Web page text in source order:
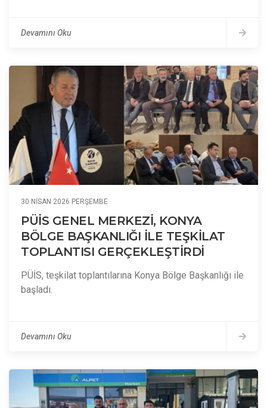
Devamını Oku
30 NISAN 2026 PERŞEMBE
PÜİS GENEL MERKEZİ, KONYA
BÖLGE BAŞKANLIĞI İLE TEŞKİLAT
TOPLANTISI GERÇEKLEŞTİRDİ
PÜİS, teşkilat toplantılarına Konya Bölge Başkanlığı ile
başladı.
Devamını Oku